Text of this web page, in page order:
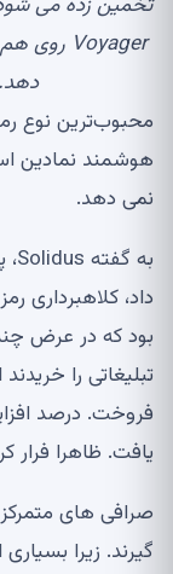
هوشمند نمادین
نمی دهد.
بود که در عرض
فروخت. درصد
یافت. ظاهرا فرار
گیرند. زیرا